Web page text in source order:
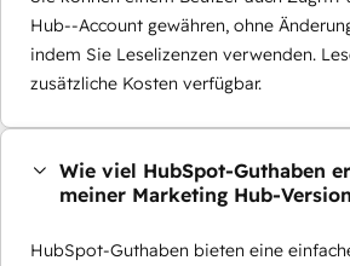
Hub--Account gewähren, ohne
indem Sie Leselizenzen verwenden.
zusätzliche Kosten verfügbar.
Wie viel HubSpot-Guthaben
meiner Marketing Hub-
HubSpot-Guthaben bieten eine